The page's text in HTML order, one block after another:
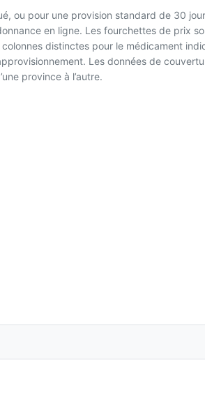
ou pour une provision standard de 30
en ligne. Les fourchettes de prix
distinctes pour le médicament
Les données de
province à l’autre.